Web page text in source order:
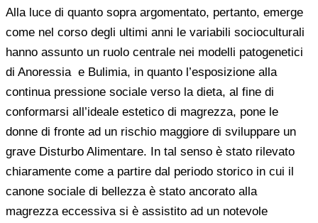
Alla luce di quanto sopra argomentato, pertanto, emerge
come nel corso degli ultimi anni le variabili socioculturali
hanno assunto un ruolo centrale nei modelli patogenetici
di Anoressia e Bulimia, in quanto l’esposizione alla
continua pressione sociale verso la dieta, al fine di
conformarsi all’ideale estetico di magrezza, pone le
donne di fronte ad un rischio maggiore di sviluppare un
grave Disturbo Alimentare. In tal senso è stato rilevato
chiaramente come a partire dal periodo storico in cui il
canone sociale di bellezza è stato ancorato alla
magrezza eccessiva si è assistito ad un notevole